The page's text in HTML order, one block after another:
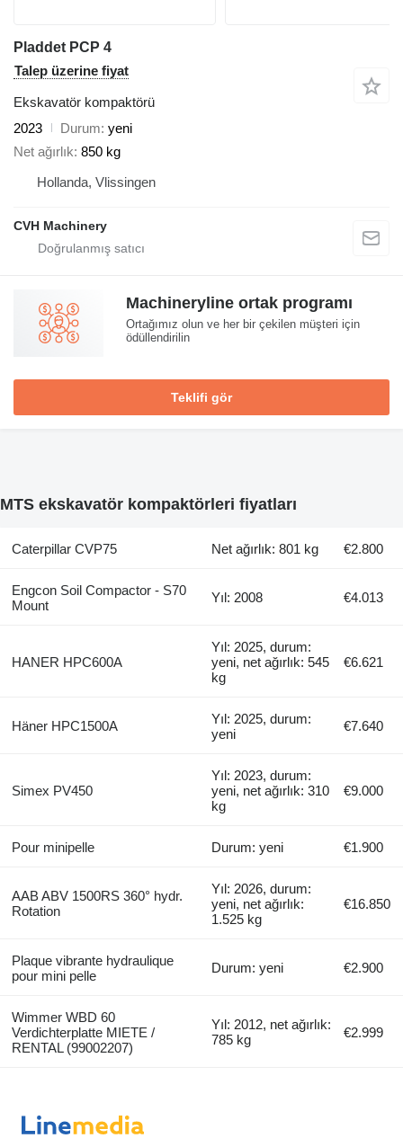
Pladdet PCP 4
Talep üzerine fiyat
Ekskavatör kompaktörü
2023
Durum yeni
Net ağırlık 850 kg
Hollanda, Vlissingen
CVH Machinery
Machineryline ortak programı
Ortağımız olun ve her bir çekilen müşteri için
ödüllendirilin
Teklifi gör
MTS ekskavatör kompaktörleri fiyatları
Caterpillar CVP75 Net ağırlık: 801 kg €2.800
Engcon Soil Compactor - S70
Mount
Yıl: 2008 €4.013
HANER HPC600A
Yıl: 2025, durum:
yeni, net ağırlık: 545
kg
€6.621
Häner HPC1500A
Yıl: 2025, durum:
yeni
€7.640
Simex PV450
Yıl: 2023, durum:
yeni, net ağırlık: 310
kg
€9.000
Pour minipelle Durum: yeni €1.900
AAB ABV 1500RS 360° hydr.
Rotation
Yıl: 2026, durum:
yeni, net ağırlık:
1.525 kg
€16.850
Plaque vibrante hydraulique
pour mini pelle
Durum: yeni €2.900
Wimmer WBD 60
Verdichterplatte MIETE /
RENTAL (99002207)
Yıl: 2012, net ağırlık:
785 kg
€2.999